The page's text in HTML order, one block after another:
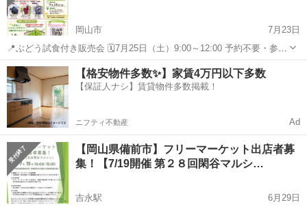
岡山市
7月23日
📍ぶどう試食付き販売会 🗓️7月25日（土）9:00～12:00 予約不要・参加
無料 試食付き販売会を開催します😊 「どの品種が自分好みかわからな
い…」 「食べ比べをしてみたい！」 そんな方にぴったり...
岡山 岡山市 フリーマーケット
【格安物件多数✨】家賃4万円以下多数
【保証人ナシ】賃貸物件多数掲載！
ニフティ不動産 Ad
【岡山県備前市】フリーマーケット出店者募
集！【7/19開催 第２８回閑谷マルシ…
吉永駅
6月29日